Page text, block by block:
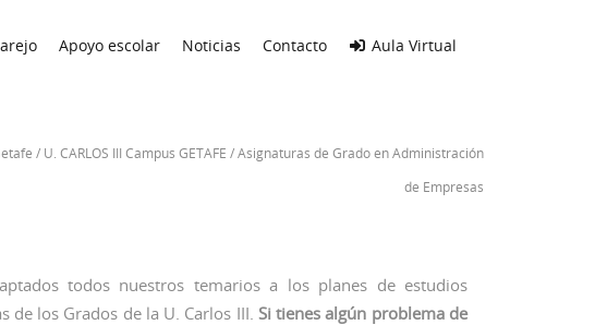
Apoyo escolar Noticias Contacto Aula Virtual
/ U. CARLOS III Campus GETAFE /Asignaturas de Grado en Administración
de Empresas
todos nuestros temarios a los planes de estudios
de los Grados de la U. Carlos III. Si tienes algún problema de